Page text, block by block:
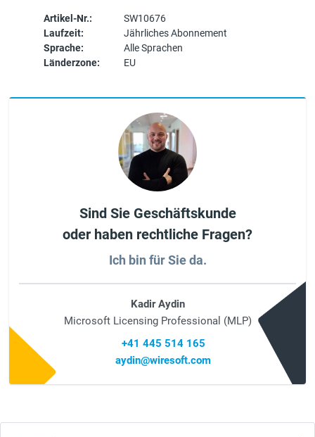
Artikel-Nr.:
SW10676
Laufzeit:
Jährliches Abonnement
Sprache:
Alle Sprachen
Länderzone:
EU
Sind Sie Geschäftskunde
oder haben rechtliche Fragen?
Ich bin für Sie da.
Kadir Aydin
Microsoft Licensing Professional (MLP)
+41 445 514 165
aydin@wiresoft.com